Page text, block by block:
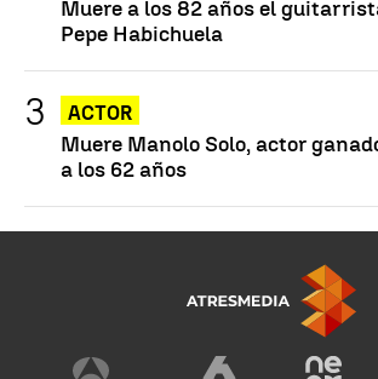
Muere a los 82 años el
Pepe Habichuela
ACTOR
Muere Manolo Solo, actor
a los 62 años